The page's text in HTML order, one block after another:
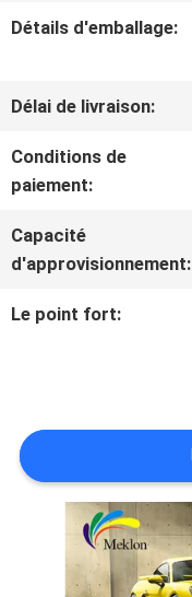
LA
CONTACT
NOUVELLES
DEMANDE
SOUMISSION
SITEMAP
POLITIQUE
Détails d'emballage:
Délai de livraison:
Conditions de
paiement:
Capacité
d'approvisionnement:
Le point fort: